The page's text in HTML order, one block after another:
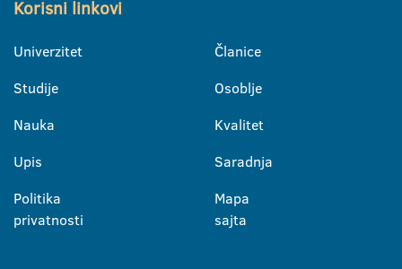
Korisni linkovi
Univerzitet
Studije
Nauka
Upis
Politika
privatnosti
Članice
Osoblje
Kvalitet
Saradnja
Mapa
sajta